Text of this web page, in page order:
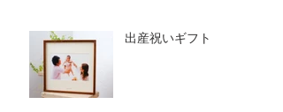
出産祝いギフト